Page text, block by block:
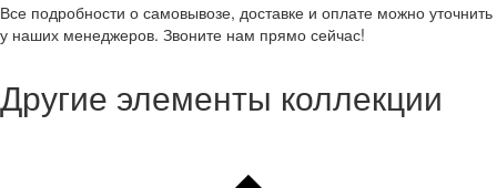
Все подробности о самовывозе, доставке и оплате можно уточнить
у наших менеджеров. Звоните нам прямо сейчас!
Другие элементы коллекции